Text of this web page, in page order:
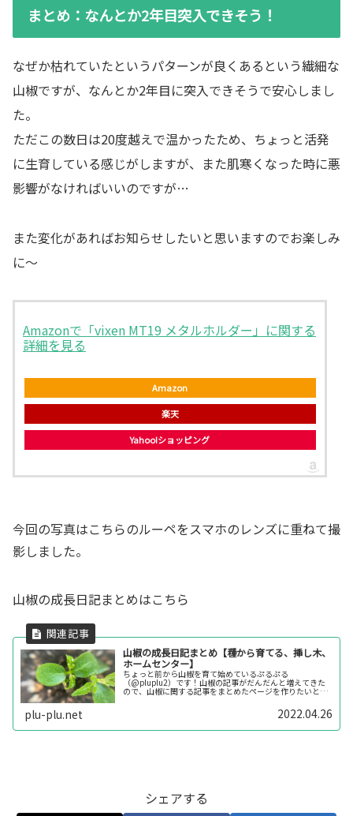
まとめ：なんとか2年目突入できそう！
なぜか枯れていたというパターンが良くあるという繊細な
山椒ですが、なんとか2年目に突入できそうで安心しまし
た。
ただこの数日は20度越えで温かったため、ちょっと活発
に生育している感じがしますが、また肌寒くなった時に悪
影響がなければいいのですが…
また変化があればお知らせしたいと思いますのでお楽しみ
に～
Amazonで「vixen MT19 メタルホルダー」に関する
詳細を見る
Amazon
楽天
Yahoo!ショッピング
今回の写真はこちらのルーペをスマホのレンズに重ねて撮
影しました。
山椒の成長日記まとめはこちら
山椒の成長日記まとめ【種から育てる、挿し木、
ホームセンター】
ちょっと前から山椒を育て始めているぷるぷる
（@pluplu2）です！山椒の記事がだんだんと増えてきた
ので、山椒に関する記事をまとめたページを作りたいと思
plu-plu.net 2022.04.26
シェアする